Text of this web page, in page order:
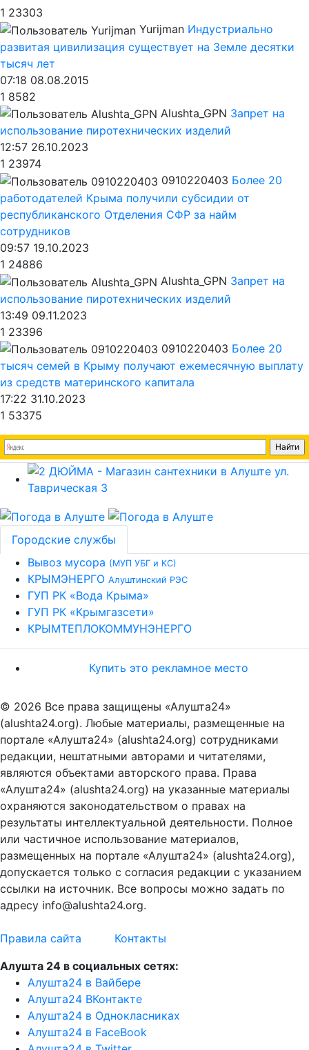
1 23303
Yurijman Индустриально
развитая цивилизация существует на Земле десятки
тысяч лет
07:18 08.08.2015
1 8582
Alushta_GPN Запрет на
использование пиротехнических изделий
12:57 26.10.2023
1 23974
0910220403 Более 20
работодателей Крыма получили субсидии от
республиканского Отделения СФР за найм
сотрудников
09:57 19.10.2023
1 24886
Alushta_GPN Запрет на
использование пиротехнических изделий
13:49 09.11.2023
1 23396
0910220403 Более 20
тысяч семей в Крыму получают ежемесячную выплату
из средств материнского капитала
17:22 31.10.2023
1 53375
Городские службы
Вывоз мусора (МУП УБГ и КС)
КРЫМЭНЕРГО Алуштинский РЭС
ГУП РК «Вода Крыма»
ГУП РК «Крымгазсети»
КРЫМТЕПЛОКОММУНЭНЕРГО
Купить это рекламное место
© 2026 Все права защищены «Алушта24»
(alushta24.org). Любые материалы, размещенные на
портале «Алушта24» (alushta24.org) сотрудниками
редакции, нештатными авторами и читателями,
являются объектами авторского права. Права
«Алушта24» (alushta24.org) на указанные материалы
охраняются законодательством о правах на
результаты интеллектуальной деятельности. Полное
или частичное использование материалов,
размещенных на портале «Алушта24» (alushta24.org),
допускается только с согласия редакции с указанием
ссылки на источник. Все вопросы можно задать по
адресу info@alushta24.org.
Правила сайта
Контакты
Алушта 24 в социальных сетях:
Алушта24 в Вайбере
Алушта24 ВКонтакте
Алушта24 в Однокласниках
Алушта24 в FaceBook